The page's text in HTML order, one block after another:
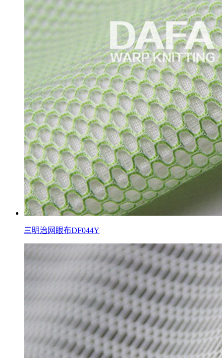
三明治网眼布DF044Y